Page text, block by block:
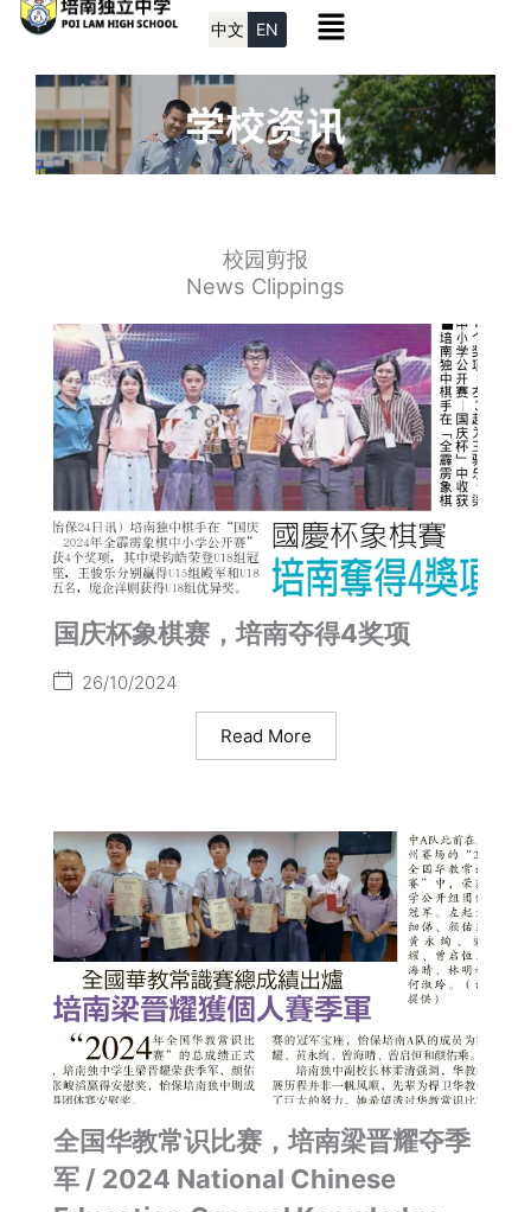
Skip
content
中文 EN Menu
校园剪报
News Clippings
国庆杯象棋赛，培南夺得4奖项
26/10/2024
Read More
全国华教常识比赛，培南梁晋耀夺季
军 / 2024 National Chinese